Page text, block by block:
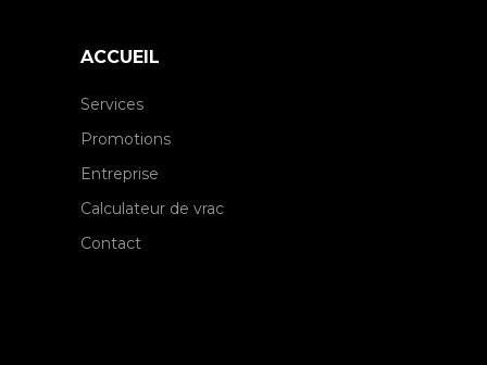
ACCUEIL
Services
Promotions
Entreprise
Calculateur de vrac
Contact